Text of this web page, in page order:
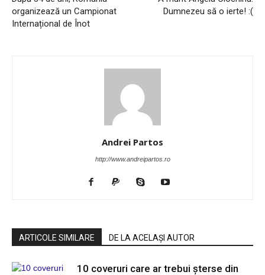
organizează un Campionat
Internațional de Înot
Dumnezeu să o ierte! :(
Andrei Partos
http://www.andreipartos.ro
ARTICOLE SIMILARE DE LA ACELAȘI AUTOR
10 coveruri care ar trebui șterse din